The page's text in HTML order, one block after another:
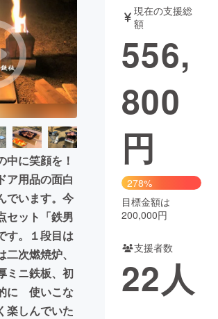
写真 音楽
ロジー・ガジェット ゲーム・サ
映画
ス・起業
くり・地域活性化
for Social Good
CAMPFIRE Creation
ふるさと納税machi-ya コミュニティ
中に笑顔を！
ア用品の面白
でいます。今
セット「鉄男
す。１段目は
次燃焼炉、
ミニ鉄板、初
に 使いこな
楽しんでいた
現在の支援総
額
556,
800
円
278%
目標金額は
200,000円
支援者数
22人